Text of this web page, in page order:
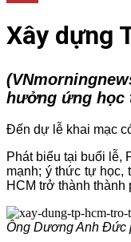
Xây dựng
hưởng ứng học
Đến dự lễ khai mạc
Phát biểu tại buổi lễ,
mạnh; ý thức tự học,
HCM trở thành thành
Ông Dương Anh Đức